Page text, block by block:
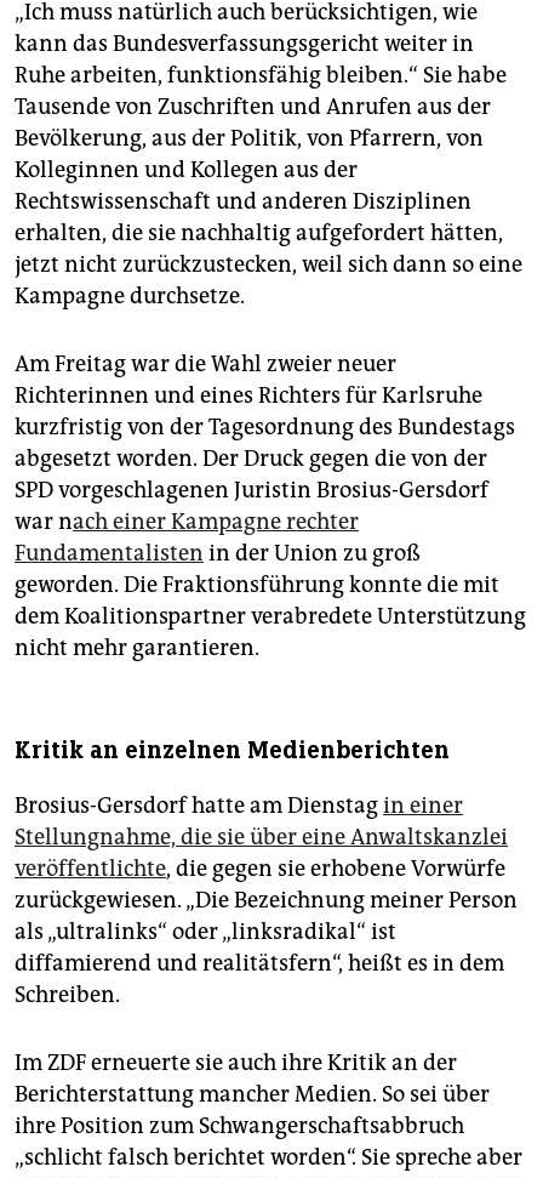
„Ich muss natürlich auch berücksichtigen, wie
kann das Bundesverfassungsgericht weiter in
Ruhe arbeiten, funktionsfähig bleiben.“ Sie habe
Tausende von Zuschriften und Anrufen aus der
Bevölkerung, aus der Politik, von Pfarrern, von
Kolleginnen und Kollegen aus der
Rechtswissenschaft und anderen Disziplinen
erhalten, die sie nachhaltig aufgefordert hätten,
jetzt nicht zurückzustecken, weil sich dann so eine
Kampagne durchsetze.
Am Freitag war die Wahl zweier neuer
Richterinnen und eines Richters für Karlsruhe
kurzfristig von der Tagesordnung des Bundestags
abgesetzt worden. Der Druck gegen die von der
SPD vorgeschlagenen Juristin Brosius-Gersdorf
war nach einer Kampagne rechter
Fundamentalisten in der Union zu groß
geworden. Die Fraktionsführung konnte die mit
dem Koalitionspartner verabredete Unterstützung
nicht mehr garantieren.
Kritik an einzelnen Medienberichten
Brosius-Gersdorf hatte am Dienstagin einer
Stellungnahme, die sie über eine Anwaltskanzlei
veröffentlichte, die gegen sie erhobene Vorwürfe
zurückgewiesen. „Die Bezeichnung meiner Person
als „ultralinks“ oder „linksradikal“ ist
diffamierend und realitätsfern“, heißt es in dem
Schreiben.
Im ZDF erneuerte sie auch ihre Kritik an der
Berichterstattung mancher Medien. So sei über
ihre Position zum Schwangerschaftsabbruch
„schlicht falsch berichtet worden“. Sie spreche aber